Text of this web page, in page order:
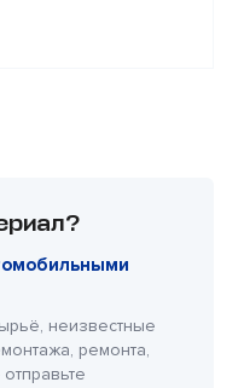
неизвестные
ремонта,